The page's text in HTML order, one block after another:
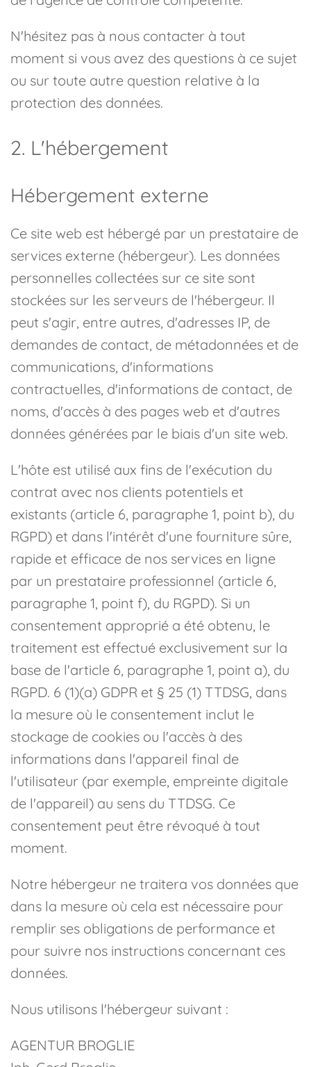
N'hésitez pas à nous contacter à tout
moment si vous avez des questions à ce sujet
ou sur toute autre question relative à la
protection des données.
2. L'hébergement
Hébergement externe
Ce site web est hébergé par un prestataire de
services externe (hébergeur). Les données
personnelles collectées sur ce site sont
stockées sur les serveurs de l'hébergeur. Il
peut s'agir, entre autres, d'adresses IP, de
demandes de contact, de métadonnées et de
communications, d'informations
contractuelles, d'informations de contact, de
noms, d'accès à des pages web et d'autres
données générées par le biais d'un site web.
L'hôte est utilisé aux fins de l'exécution du
contrat avec nos clients potentiels et
existants (article 6, paragraphe 1, point b), du
RGPD) et dans l'intérêt d'une fourniture sûre,
rapide et efficace de nos services en ligne
par un prestataire professionnel (article 6,
paragraphe 1, point f), du RGPD). Si un
consentement approprié a été obtenu, le
traitement est effectué exclusivement sur la
base de l'article 6, paragraphe 1, point a), du
RGPD. 6 (1)(a) GDPR et § 25 (1) TTDSG, dans
la mesure où le consentement inclut le
stockage de cookies ou l'accès à des
informations dans l'appareil final de
l'utilisateur (par exemple, empreinte digitale
de l'appareil) au sens du TTDSG. Ce
consentement peut être révoqué à tout
moment.
Notre hébergeur ne traitera vos données que
dans la mesure où cela est nécessaire pour
remplir ses obligations de performance et
pour suivre nos instructions concernant ces
données.
Nous utilisons l'hébergeur suivant :
AGENTUR BROGLIE